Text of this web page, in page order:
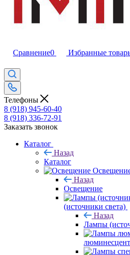
Сравнение0 Избранные
Телефоны
8 (918) 945-60-40
8 (918) 336-72-91
Заказать звонок
Каталог
Назад
Каталог
Назад
Освещение
(источники света)
Назад
Лампы